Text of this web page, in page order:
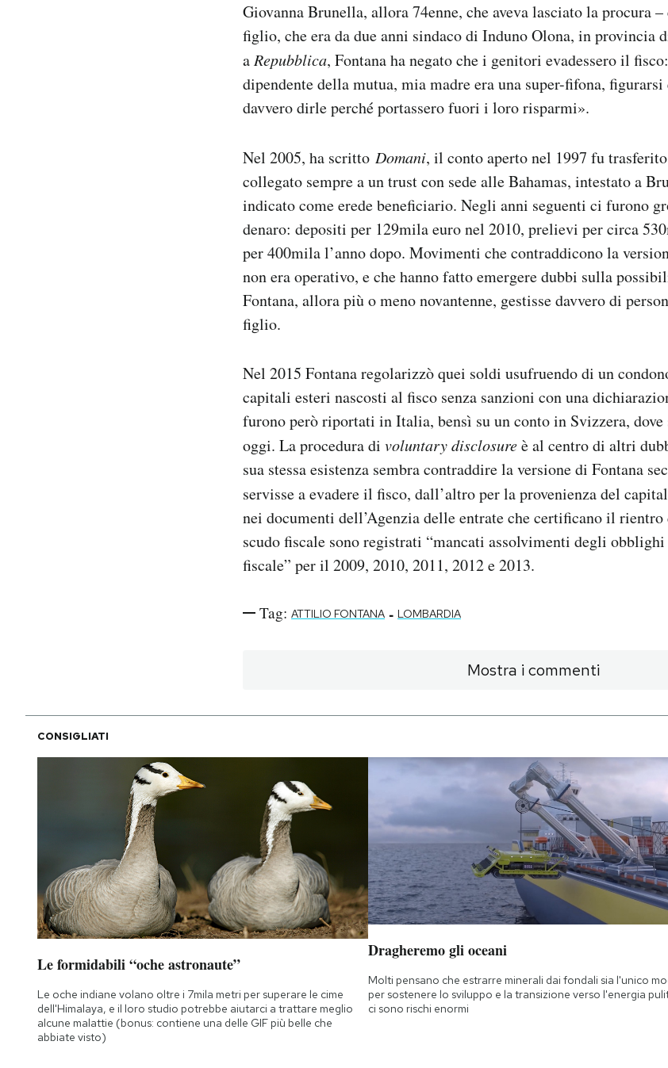
Giovanna Brunella, allora 74enne, che aveva lasciato la procura
figlio, che era da due anni sindaco di Induno Olona, in provincia
a Repubblica, Fontana ha negato che i genitori evadessero il
dipendente della mutua, mia madre era una super-fifona, figurarsi
davvero dirle perché portassero fuori i loro risparmi».
Nel 2005, ha scritto Domani, il conto aperto nel 1997 fu
collegato sempre a un trust con sede alle Bahamas, intestato a
indicato come erede beneficiario. Negli anni seguenti ci furono
denaro: depositi per 129mila euro nel 2010, prelievi per circa
per 400mila l’anno dopo. Movimenti che contraddicono la
non era operativo, e che hanno fatto emergere dubbi sulla
Fontana, allora più o meno novantenne, gestisse davvero di
figlio.
Nel 2015 Fontana regolarizzò quei soldi usufruendo di un
capitali esteri nascosti al fisco senza sanzioni con una
furono però riportati in Italia, bensì su un conto in Svizzera, dove
oggi. La procedura di voluntary disclosureè al centro di altri
sua stessa esistenza sembra contraddire la versione di Fontana
servisse a evadere il fisco, dall’altro per la provenienza del
nei documenti dell’Agenzia delle entrate che certificano il
scudo fiscale sono registrati “mancati assolvimenti degli
fiscale” per il 2009, 2010, 2011, 2012 e 2013.
Tag: ATTILIO FONTANA - LOMBARDIA
Mostra i commenti
CONSIGLIATI
Le formidabili “oche astronaute”
Le oche indiane volano oltre i 7mila metri per superare le cime
dell'Himalaya, e il loro studio potrebbe aiutarci a trattare meglio
alcune malattie (bonus: contiene una delle GIF più belle che
abbiate visto)
Dragheremo gli oceani
Molti pensano che estrarre minerali dai fondali sia l'unico
per sostenere lo sviluppo e la transizione verso l'energia
ci sono rischi enormi